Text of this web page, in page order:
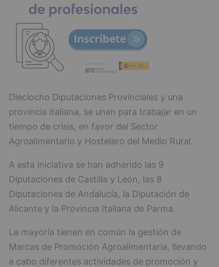
Dieciocho Diputaciones Provinciales y una
provincia italiana, se unen para trabajar en un
tiempo de crisis, en favor del Sector
Agroalimentario y Hostelero del Medio Rural.
A esta iniciativa se han adherido las 9
Diputaciones de Castilla y León, las 8
Diputaciones de Andalucía, la Diputación de
Alicante y la Provincia Italiana de Parma.
La mayoría tienen en común la gestión de
Marcas de Promoción Agroalimentaria, llevando
a cabo diferentes actividades de promoción y